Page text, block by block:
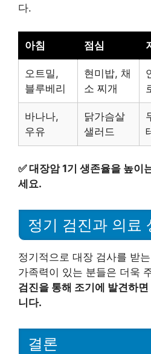
다.
아침 점심
오트밀,
블루베리
현미밥, 채
소 찌개
바나나,
우유
닭가슴살
샐러드
✅대장암 1기 생존율을 높이
세요.
정기 검진과 의료
정기적으로 대장 검사를 받
가족력이 있는 분들은 더욱
검진을 통해 조기에 발견하
니다.
결론